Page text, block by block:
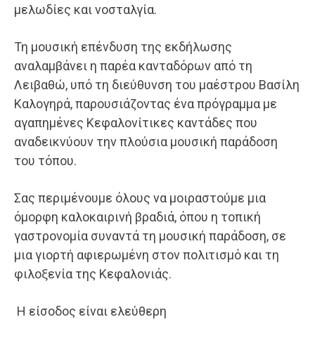
μελωδίες και νοσταλγία.
Τη μουσική επένδυση της εκδήλωσης
αναλαμβάνει η παρέα κανταδόρων από τη
Λειβαθώ, υπό τη διεύθυνση του μαέστρου Βασίλη
Καλογηρά, παρουσιάζοντας ένα πρόγραμμα με
αγαπημένες Κεφαλονίτικες καντάδες που
αναδεικνύουν την πλούσια μουσική παράδοση
του τόπου.
Σας περιμένουμε όλους να μοιραστούμε μια
όμορφη καλοκαιρινή βραδιά, όπου η τοπική
γαστρονομία συναντά τη μουσική παράδοση, σε
μια γιορτή αφιερωμένη στον πολιτισμό και τη
φιλοξενία της Κεφαλονιάς.
Η είσοδος είναι ελεύθερη